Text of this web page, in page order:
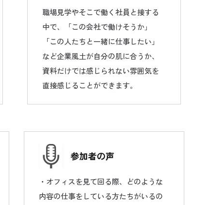
職場見学やそこで働く社員と接する
中で、「この会社で働けそうか」
「この人たちと一緒に仕事したい」
など企業風土が自分の肌に合うか、
資料だけでは感じられない雰囲気を
直接感じることができます。
参加者の声
・オフィスを見て回る際、どのような
内容の仕事をしている方たちがいるの